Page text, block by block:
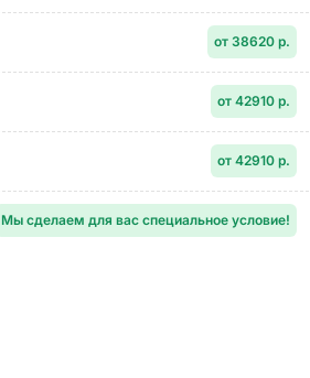
от 38620 р.
от 42910 р.
от 42910 р.
Мы сделаем для вас специальное условие!